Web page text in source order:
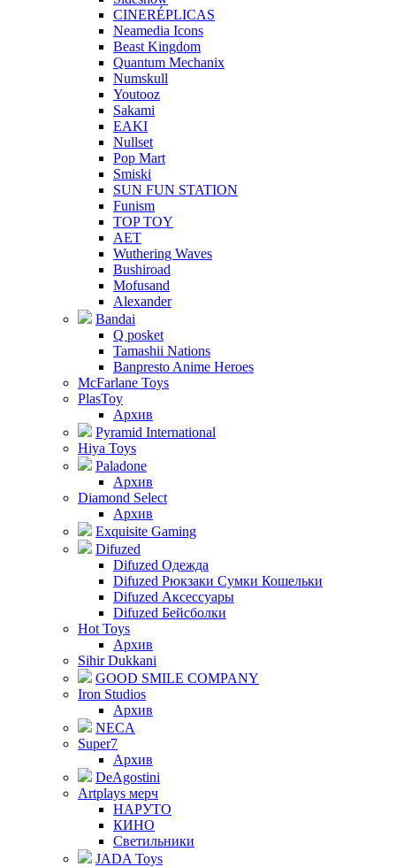
CINERÉPLICAS
Neamedia Icons
Beast Kingdom
Quantum Mechanix
Numskull
Youtooz
Sakami
EAKI
Nullset
Pop Mart
Smiski
SUN FUN STATION
Funism
TOP TOY
AET
Wuthering Waves
Bushiroad
Mofusand
Alexander
Bandai
Q posket
Tamashii Nations
Banpresto Anime Heroes
McFarlane Toys
PlasToy
Архив
Pyramid International
Hiya Toys
Paladone
Архив
Diamond Select
Архив
Exquisite Gaming
Difuzed
Difuzed Одежда
Difuzed Рюкзаки Сумки Кошельки
Difuzed Аксессуары
Difuzed Бейсболки
Hot Toys
Архив
Sihir Dukkani
GOOD SMILE COMPANY
Iron Studios
Архив
NECA
Super7
Архив
DeAgostini
Artplays мерч
НАРУТО
КИНО
Светильники
JADA Toys